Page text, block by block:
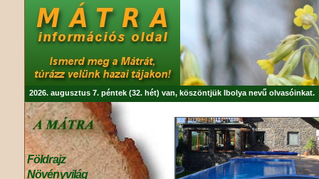
2026. augusztus 7. péntek (32. hét) van, köszöntjük Ibolya nevű olvasóinkat.
Földrajz
Növényvilág